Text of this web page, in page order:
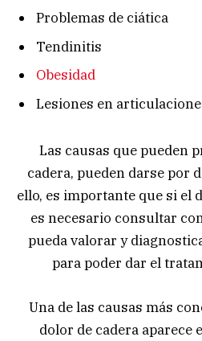
Problemas de ciática
Tendinitis
Obesidad
Lesiones en
Las causas que pueden
cadera, pueden darse por
ello, es importante que si el
es necesario consultar
pueda valorar y
para poder dar el
Una de las causas más
dolor de cadera aparece